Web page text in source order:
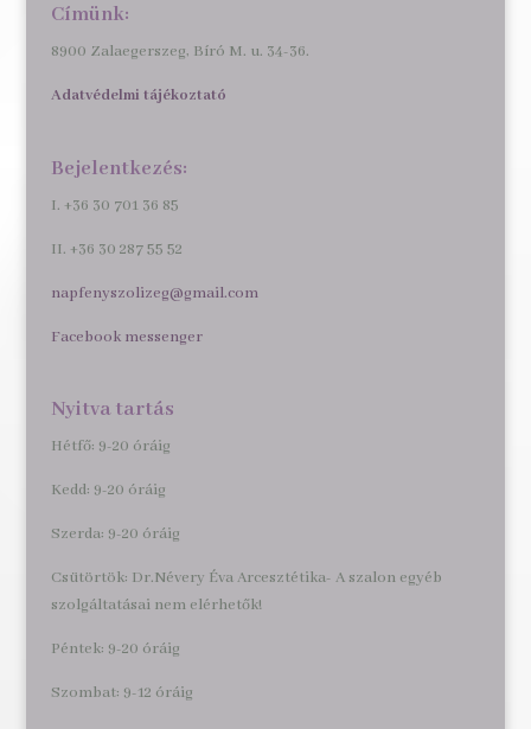
Címünk:
8900 Zalaegerszeg, Bíró M. u. 34-36.
Adatvédelmi tájékoztató
Bejelentkezés:
I. +36 30 701 36 85
II. +36 30 287 55 52
napfenyszolizeg@gmail.com
Facebook messenger
Nyitva tartás
Hétfő: 9-20 óráig
Kedd: 9-20 óráig
Szerda: 9-20 óráig
Csütörtök: Dr.Névery Éva Arcesztétika- A szalon egyéb
szolgáltatásai nem elérhetők!
Péntek: 9-20 óráig
Szombat: 9-12 óráig